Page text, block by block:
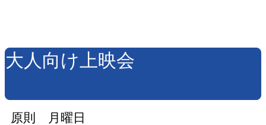
大人向け上映会
原則 月曜日